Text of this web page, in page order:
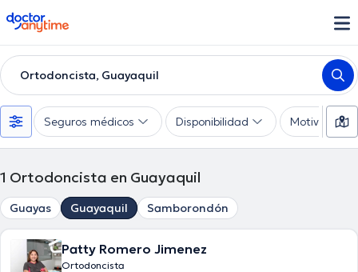
doctoranytime
Ortodoncista, Guayaquil
Seguros médicos Disponibilidad Motivo de
1 Ortodoncista en Guayaquil
Guayas Guayaquil Samborondón
Patty Romero Jimenez
Ortodoncista